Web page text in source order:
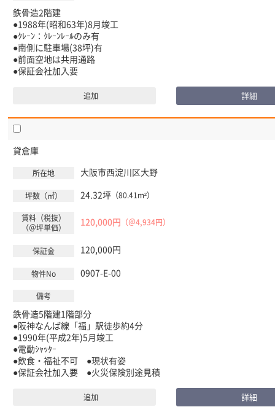
鉄骨造2階建
●1988年(昭和63年)8月竣工
●ｸﾚｰﾝ：ｸﾚｰﾝﾚｰﾙのみ有
●南側に駐車場(38坪)有
●前面空地は共用通路
●保証会社加入要
追加 詳細
貸倉庫
大阪市西淀川区大野
24.32坪 （80.41m²）
120,000円 （＠4,934円）
120,000円
0907-E-00
鉄骨造5階建1階部分
●阪神なんば線「福」駅徒歩約4分
●1990年(平成2年)5月竣工
●電動ｼｬｯﾀｰ
●飲食・福祉不可 ●現状有姿
●保証会社加入要 ●火災保険別途見積
追加 詳細